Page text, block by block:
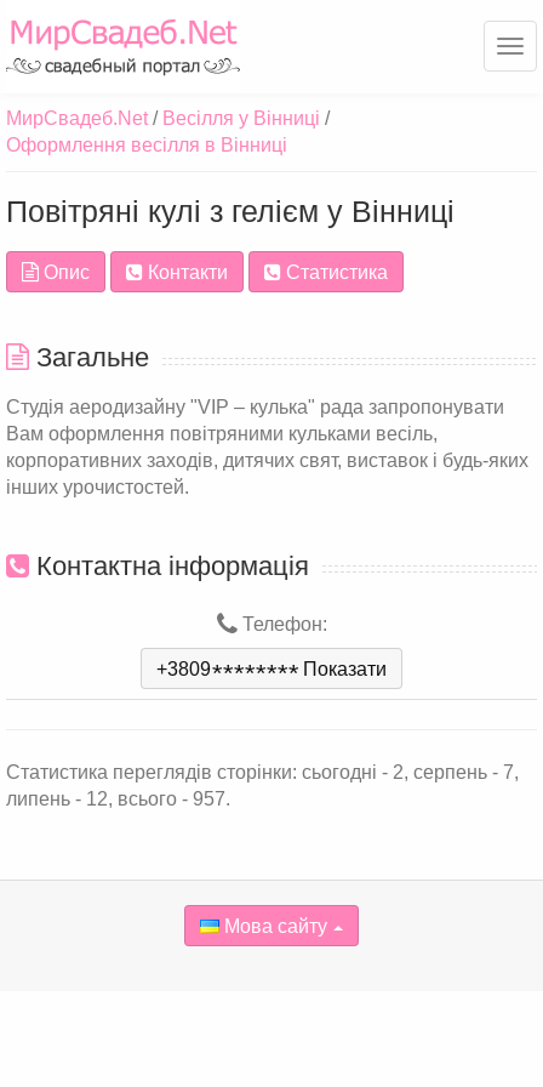
МирСвадеб.Net
Весілля у Вінниці
Оформлення весілля в Вінниці
Повітряні кулі з гелієм у Вінниці
Опис Контакти Статистика
Загальне
Студія аеродизайну "VIP – кулька" рада запропонувати
Вам оформлення повітряними кульками весіль,
корпоративних заходів, дитячих свят, виставок і будь-яких
інших урочистостей.
Контактна інформація
Телефон:
+3809******** Показати
Статистика переглядів сторінки: сьогодні - 2, серпень - 7,
липень - 12, всього - 957.
Мова сайту